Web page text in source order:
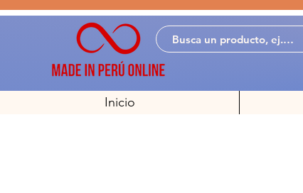
Inicio